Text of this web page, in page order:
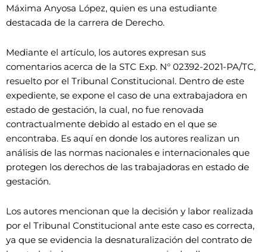
Máxima Anyosa López, quien es una estudiante
destacada de la carrera de Derecho.
Mediante el artículo, los autores expresan sus
comentarios acerca de la STC Exp. N° 02392-2021-PA/TC,
resuelto por el Tribunal Constitucional. Dentro de este
expediente, se expone el caso de una extrabajadora en
estado de gestación, la cual, no fue renovada
contractualmente debido al estado en el que se
encontraba. Es aquí en donde los autores realizan un
análisis de las normas nacionales e internacionales que
protegen los derechos de las trabajadoras en estado de
gestación.
Los autores mencionan que la decisión y labor realizada
por el Tribunal Constitucional ante este caso es correcta,
ya que se evidencia la desnaturalización del contrato de